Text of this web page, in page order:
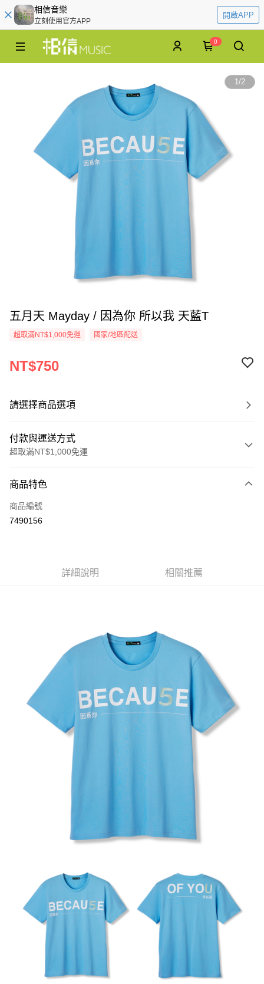
相信音樂
立刻使用官方APP
開啟APP
0
1/2
五月天 Mayday / 因為你 所以我 天藍T
超取滿NT$1,000免運 國家/地區配送
NT$750
請選擇商品選項
付款與運送方式
超取滿NT$1,000免運
信用卡一次付款
超商取貨付款
全家取貨付款
每筆NT$65，滿NT$1,000(含以上)免運費
付款後全家取貨
每筆NT$65，滿NT$1,000(含以上)免運費
每筆NT$65，滿NT$1,000(含以上)免運費
每筆NT$65，滿NT$1,000(含以上)免運費
海外地區配送 查看運費
商品特色
商品編號
7490156
詳細說明 相關推薦